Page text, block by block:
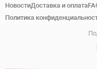
НовостиДоставка и оплата
Политика